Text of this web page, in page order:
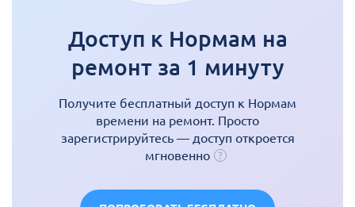
Доступ к Нормам на
ремонт за 1 минуту
Получите бесплатный доступ к Нормам
времени на ремонт. Просто
зарегистрируйтесь — доступ откроется
мгновенно